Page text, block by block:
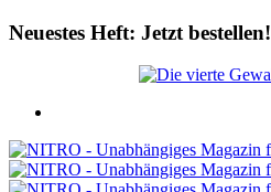
Neuestes Heft: Jetzt bestellen!